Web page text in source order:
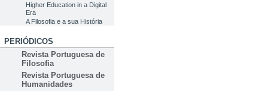
Higher Education in a Digital
Era
A Filosofia e a sua História
PERIÓDICOS
Revista Portuguesa de
Filosofia
Revista Portuguesa de
Humanidades